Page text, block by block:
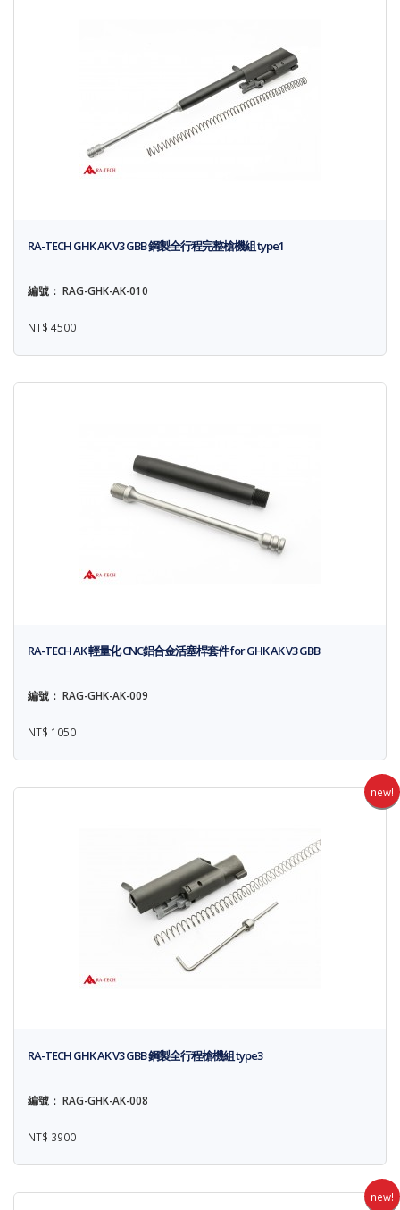
RA-TECH GHK AK V3 GBB 鋼製全行程完整槍機組 type1
編號： RAG-GHK-AK-010
NT$ 4500
RA-TECH AK 輕量化 CNC鋁合金活塞桿套件 for GHK AK V3 GBB
編號： RAG-GHK-AK-009
NT$ 1050
new!
RA-TECH GHK AK V3 GBB 鋼製全行程槍機組 type3
編號： RAG-GHK-AK-008
NT$ 3900
new!